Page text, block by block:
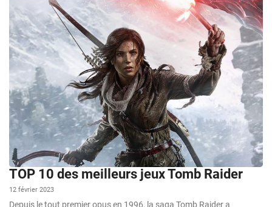
TOP 10 des meilleurs jeux Tomb Raider
12 février 2023
Depuis le tout premier opus en 1996, la saga Tomb Raider a